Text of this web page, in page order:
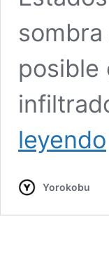
posible
leyendo
Yorokobu